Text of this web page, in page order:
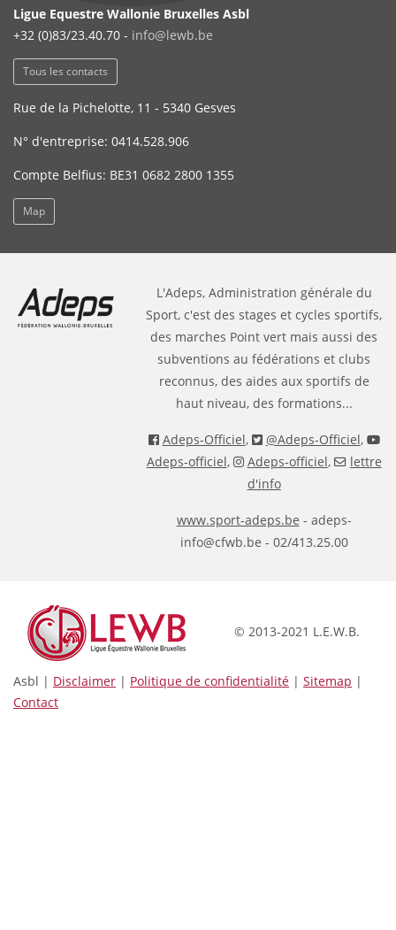
Ligue Equestre Wallonie Bruxelles Asbl
+32 (0)83/23.40.70 - info@lewb.be
Tous les contacts
Rue de la Pichelotte, 11 - 5340 Gesves
N° d'entreprise: 0414.528.906
Compte Belfius: BE31 0682 2800 1355
Map
L'Adeps, Administration générale du
Sport, c'est des stages et cycles sportifs,
des marches Point vert mais aussi des
subventions au fédérations et clubs
reconnus, des aides aux sportifs de
haut niveau, des formations...
Adeps-Officiel, @Adeps-Officiel,
Adeps-officiel, Adeps-officiel,
lettre
d'info
www.sport-adeps.be - adeps-
info@cfwb.be - 02/413.25.00
© 2013-2021 L.E.W.B.
Asbl | Disclaimer | Politique de confidentialité | Sitemap |
Contact